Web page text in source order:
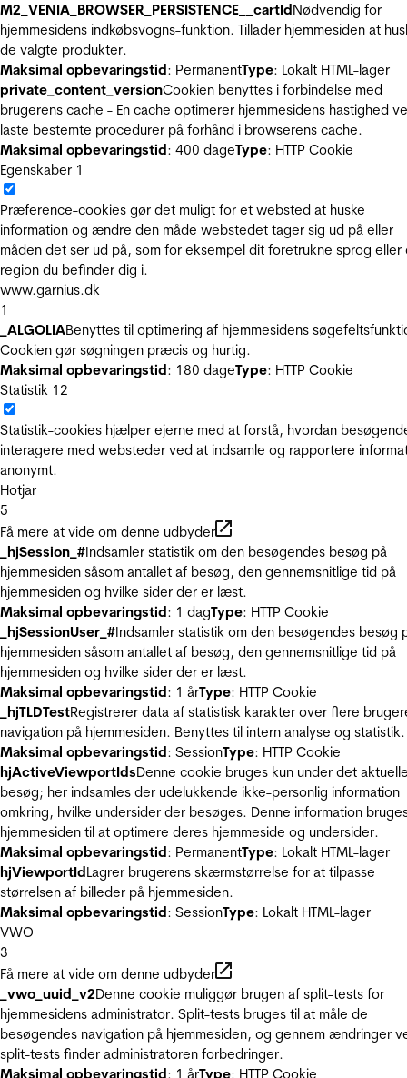
M2_VENIA_BROWSER_PERSISTENCE__cartIdNødvendig for
hjemmesidens indkøbsvogns-funktion. Tillader hjemmesiden at
de valgte produkter.
Maksimal opbevaringstid: PermanentType: Lokalt HTML-lager
private_content_versionCookien benyttes i forbindelse med
brugerens cache - En cache optimerer hjemmesidens hastighed
laste bestemte procedurer på forhånd i browserens cache.
Maksimal opbevaringstid: 400 dageType: HTTP Cookie
Egenskaber 1
Præference-cookies gør det muligt for et websted at huske
information og ændre den måde webstedet tager sig ud på eller
måden det ser ud på, som for eksempel dit foretrukne sprog eller
region du befinder dig i.
www.garnius.dk
1
_ALGOLIABenyttes til optimering af hjemmesidens
Cookien gør søgningen præcis og hurtig.
Maksimal opbevaringstid: 180 dageType: HTTP Cookie
Statistik 12
Statistik-cookies hjælper ejerne med at forstå, hvordan
interagere med websteder ved at indsamle og rapportere
anonymt.
Hotjar
5
Få mere at vide om denne udbyder
_hjSession_#Indsamler statistik om den besøgendes besøg på
hjemmesiden såsom antallet af besøg, den gennemsnitlige tid på
hjemmesiden og hvilke sider der er læst.
Maksimal opbevaringstid: 1 dagType: HTTP Cookie
_hjSessionUser_#Indsamler statistik om den besøgendes besøg
hjemmesiden såsom antallet af besøg, den gennemsnitlige tid på
hjemmesiden og hvilke sider der er læst.
Maksimal opbevaringstid: 1 årType: HTTP Cookie
_hjTLDTestRegistrerer data af statistisk karakter over flere
navigation på hjemmesiden. Benyttes til intern analyse og statistik.
Maksimal opbevaringstid: SessionType: HTTP Cookie
hjActiveViewportIdsDenne cookie bruges kun under det
besøg; her indsamles der udelukkende ikke-personlig information
omkring, hvilke undersider der besøges. Denne information
hjemmesiden til at optimere deres hjemmeside og undersider.
Maksimal opbevaringstid: PermanentType: Lokalt HTML-lager
hjViewportIdLagrer brugerens skærmstørrelse for at tilpasse
størrelsen af billeder på hjemmesiden.
Maksimal opbevaringstid: SessionType: Lokalt HTML-lager
VWO
3
Få mere at vide om denne udbyder
_vwo_uuid_v2Denne cookie muliggør brugen af split-tests for
hjemmesidens administrator. Split-tests bruges til at måle de
besøgendes navigation på hjemmesiden, og gennem ændringer
split-tests finder administratoren forbedringer.
Maksimal opbevaringstid: 1 årType: HTTP Cookie